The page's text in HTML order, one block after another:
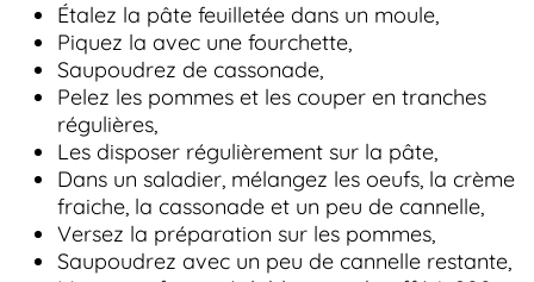
Étalez la pâte feuilletée dans un moule,
Piquez la avec une fourchette,
Saupoudrez de cassonade,
Pelez les pommes et les couper en tranches
régulières,
Les disposer régulièrement sur la pâte,
Dans un saladier, mélangez les oeufs, la crème
fraiche, la cassonade et un peu de cannelle,
Versez la préparation sur les pommes,
Saupoudrez avec un peu de cannelle restante,